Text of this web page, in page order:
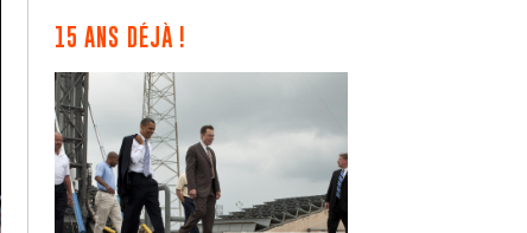
15 ANS DÉJÀ !